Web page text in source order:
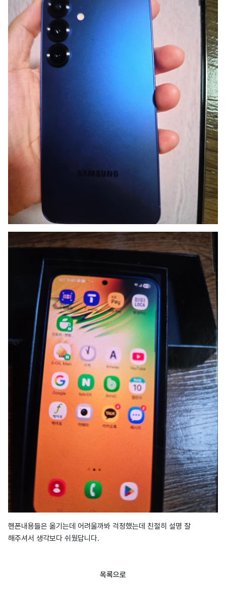
핸폰내용들은 옮기는데 어려울까봐 걱정했는데 친절히 설명 잘
해주셔서 생각보다 쉬웠답니다.
목록으로